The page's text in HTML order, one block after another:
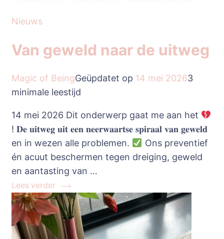
Nieuws
Van geweld naar de uitweg
Magic of BeingGeüpdatet op 14 mei 20263
minimale leestijd
14 mei 2026 Dit onderwerp gaat me aan het
! 𝐃𝐞 𝐮𝐢𝐭𝐰𝐞𝐠 𝐮𝐢𝐭 𝐞𝐞𝐧 𝐧𝐞𝐞𝐫𝐰𝐚𝐚𝐫𝐭𝐬𝐞 𝐬𝐩𝐢𝐫𝐚𝐚𝐥 𝐯𝐚𝐧 𝐠𝐞𝐰𝐞𝐥𝐝
en in wezen alle problemen.
Ons preventief
én acuut beschermen tegen dreiging, geweld
en aantasting van …
Lees verder